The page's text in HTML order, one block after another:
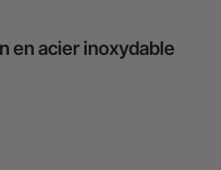
en acier inoxydable